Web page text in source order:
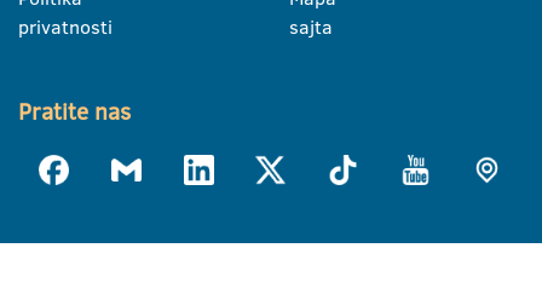
privatnosti
sajta
Pratite nas